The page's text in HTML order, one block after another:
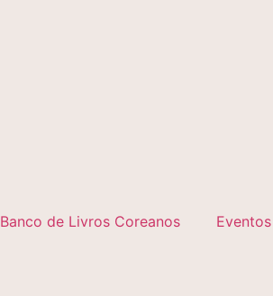
Banco de Livros Coreanos Eventos